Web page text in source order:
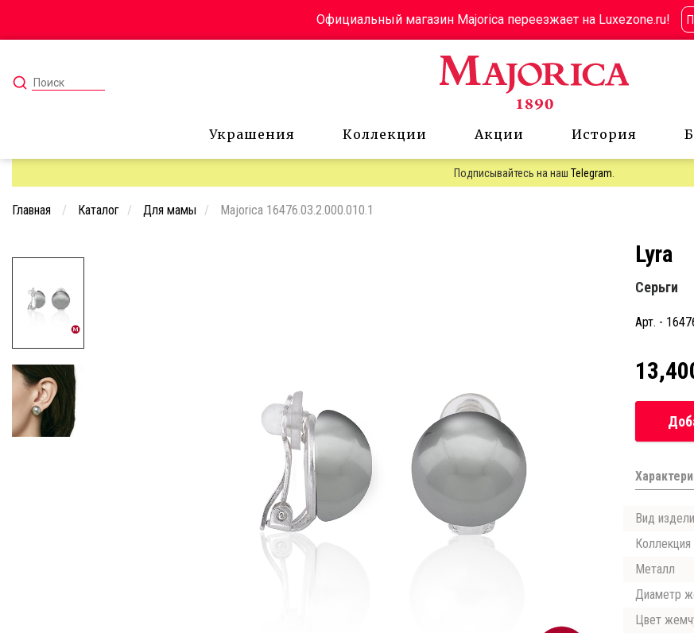
Официальный магазин Majorica переезжает на Luxezone.ru!
Украшения Коллекции Акции История
Подписывайтесь на наш Telegram
Главная Каталог Для мамы Majorica 16476.03.2.000.010.1
Lyra
Серьги
Арт. -
Вид
Коллекция
Металл
Диаметр
Цвет